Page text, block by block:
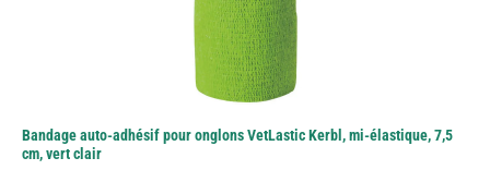
Bandage auto-adhésif pour onglons VetLastic Kerbl, mi-élastique, 7,5
cm, vert clair